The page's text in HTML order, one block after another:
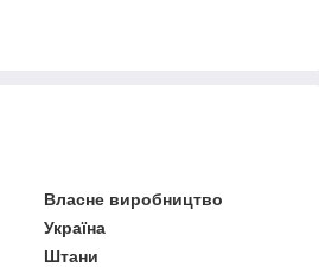
Власне виробництво
Україна
Штани